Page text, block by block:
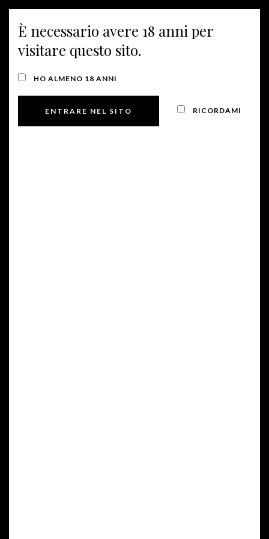
MENU
TOUR EBIKE TRA I
VIGNETI
È necessario avere 18 anni per
visitare questo sito.
HO ALMENO 18 ANNI
RICORDAMI